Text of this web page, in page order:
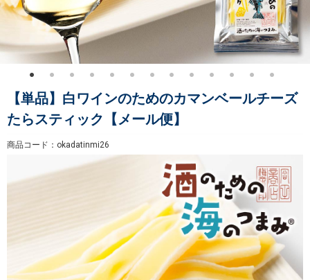
【単品】白ワインのためのカマンベールチーズ
たらスティック【メール便】
商品コード：okadatinmi26